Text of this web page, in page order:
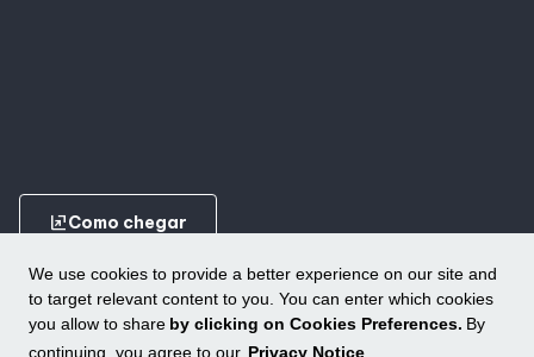
We use cookies to provide a better experience on our site and
to target relevant content to you. You can enter which cookies
you allow to share by clicking on Cookies Preferences. By
continuing, you agree to our Privacy Notice
ungroupComo chegar